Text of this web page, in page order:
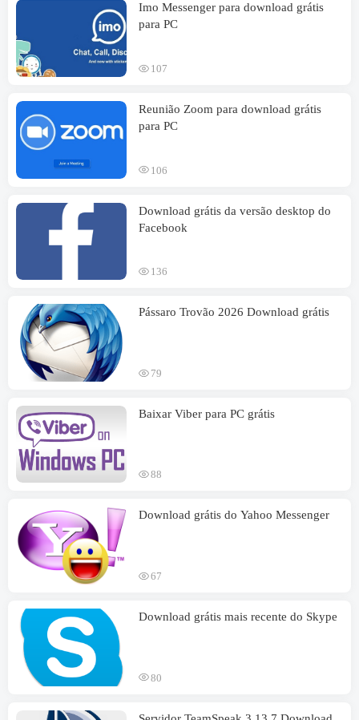
Imo Messenger para download grátis
para PC
107
Reunião Zoom para download grátis
para PC
106
Download grátis da versão desktop do
Facebook
136
Pássaro Trovão 2026 Download grátis
79
Baixar Viber para PC grátis
88
Download grátis do Yahoo Messenger
67
Download grátis mais recente do Skype
80